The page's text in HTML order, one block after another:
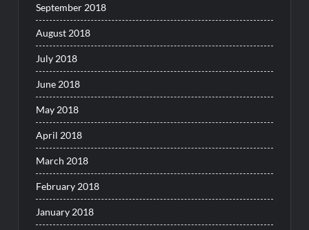
September 2018
August 2018
July 2018
June 2018
May 2018
April 2018
March 2018
February 2018
January 2018